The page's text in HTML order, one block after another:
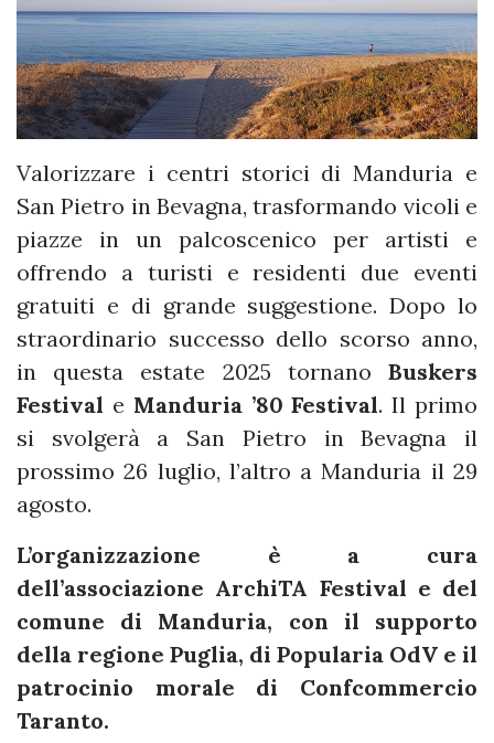
Valorizzare i centri storici di Manduria e
San Pietro in Bevagna, trasformando vicoli e
piazze in un palcoscenico per artisti e
offrendo a turisti e residenti due eventi
gratuiti e di grande suggestione. Dopo lo
straordinario successo dello scorso anno,
in questa estate 2025 tornano Buskers
Festival e Manduria ’80 Festival. Il primo
si svolgerà a San Pietro in Bevagna il
prossimo 26 luglio, l’altro a Manduria il 29
agosto.
L’organizzazione è a cura
dell’associazione ArchiTA Festival e del
comune di Manduria, con il supporto
della regione Puglia, di Popularia OdV e il
patrocinio morale di Confcommercio
Taranto.